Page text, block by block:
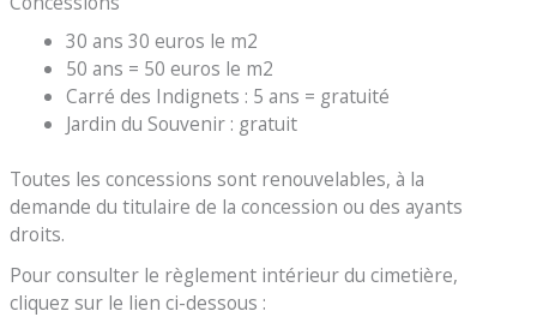
30 ans 30 euros le m2
50 ans = 50 euros le m2
Carré des Indignets : 5 ans = gratuité
Jardin du Souvenir : gratuit
Toutes les concessions sont renouvelables, à la
demande du titulaire de la concession ou des ayants
droits.
Pour consulter le règlement intérieur du cimetière,
cliquez sur le lien ci-dessous :